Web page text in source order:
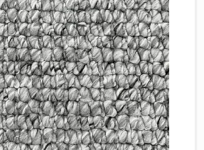
CronaFloor
Damy Floor
Decoria
Dolce Flooring
ECO Parquet